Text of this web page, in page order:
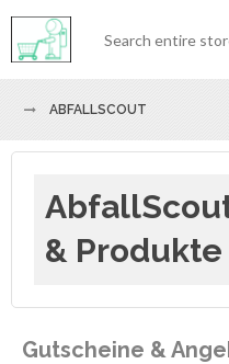
ABFALLSCOUT
& Produkte
Gutscheine &